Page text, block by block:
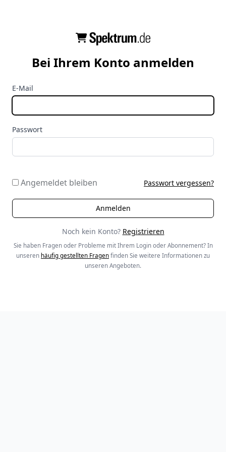
Bei Ihrem Konto anmelden
E-Mail
Passwort
Angemeldet bleiben Passwort vergessen?
Noch kein Konto? Registrieren
Sie haben Fragen oder Probleme mit Ihrem Login oder Abonnement? In
unseren häufig gestellten Fragen finden Sie weitere Informationen zu
unseren Angeboten.